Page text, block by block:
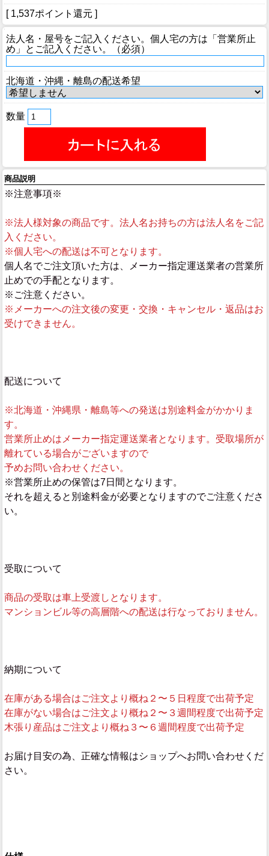
[ 1,537ポイント還元 ]
法人名・屋号をご記入ください。個人宅の方は「営業所止
め」とご記入ください。（必須）
北海道・沖縄・離島の配送希望
数量
商品説明
※注意事項※
※法人様対象の商品です。法人名お持ちの方は法人名をご記
入ください。
※個人宅への配送は不可となります。
個人名でご注文頂いた方は、メーカー指定運送業者の営業所
止めでの手配となります。
※ご注意ください。
※メーカーへの注文後の変更・交換・キャンセル・返品はお
受けできません。
配送について
※北海道・沖縄県・離島等への発送は別途料金がかかりま
す。
営業所止めはメーカー指定運送業者となります。受取場所が
離れている場合がございますので
予めお問い合わせください。
※営業所止めの保管は7日間となります。
それを超えると別途料金が必要となりますのでご注意くださ
い。
受取について
商品の受取は車上受渡しとなります。
マンションビル等の高層階への配送は行なっておりません。
納期について
在庫がある場合はご注文より概ね２〜５日程度で出荷予定
在庫がない場合はご注文より概ね２〜３週間程度で出荷予定
木張り産品はご注文より概ね３〜６週間程度で出荷予定
お届け目安の為、正確な情報はショップへお問い合わせくだ
さい。